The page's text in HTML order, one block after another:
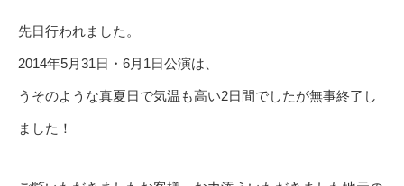
先日行われました。
2014年5月31日・6月1日公演は、
うそのような真夏日で気温も高い2日間でしたが無事終了し
ました！